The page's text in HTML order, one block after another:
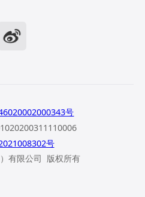
号
号
有限公司 版权所有